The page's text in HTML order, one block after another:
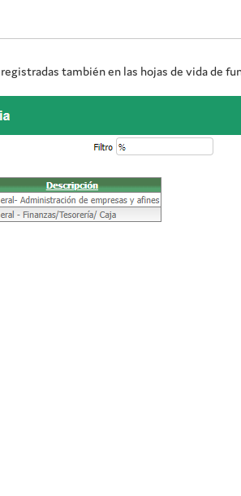
también en las hojas de vida de